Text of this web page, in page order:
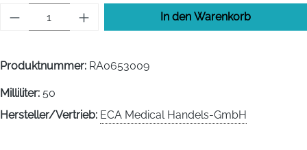
Produkt Anzahl: Gib den gewünschten
In den Warenkorb
Produktnummer: RA0653009
Milliliter: 50
Hersteller/Vertrieb: ECA Medical Handels-GmbH